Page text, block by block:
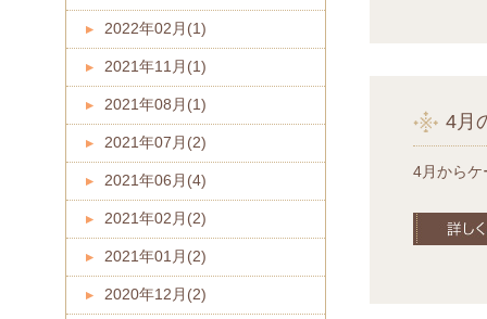
4月
4月からケ
2022年02月(1)
2021年11月(1)
2021年08月(1)
2021年07月(2)
2021年06月(4)
2021年02月(2)
2021年01月(2)
2020年12月(2)